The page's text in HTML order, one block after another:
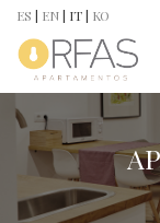
ES | EN| IT| KO